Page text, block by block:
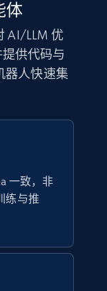
立即购买
Final
立即购买
体
AI/LLM 优
供代码与
器人快速集
一致，非
练与推